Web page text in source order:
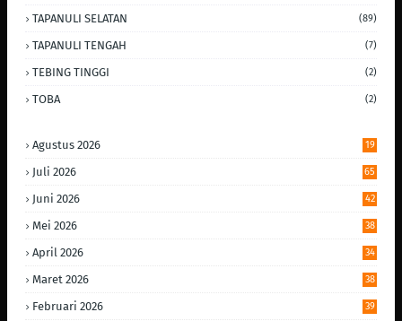
TAPANULI SELATAN (89)
TAPANULI TENGAH (7)
TEBING TINGGI (2)
TOBA (2)
Agustus 2026 19
Juli 2026 65
Juni 2026 42
Mei 2026 38
April 2026 34
Maret 2026 38
Februari 2026 39